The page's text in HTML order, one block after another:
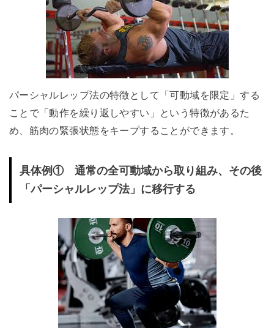
パーシャルレップ法の特徴として「可動域を限定」する
ことで「動作を繰り返しやすい」という特徴があるた
め、筋肉の緊張状態をキープすることができます。
具体例① 通常の全可動域から取り組み、その後
「パーシャルレップ法」に移行する